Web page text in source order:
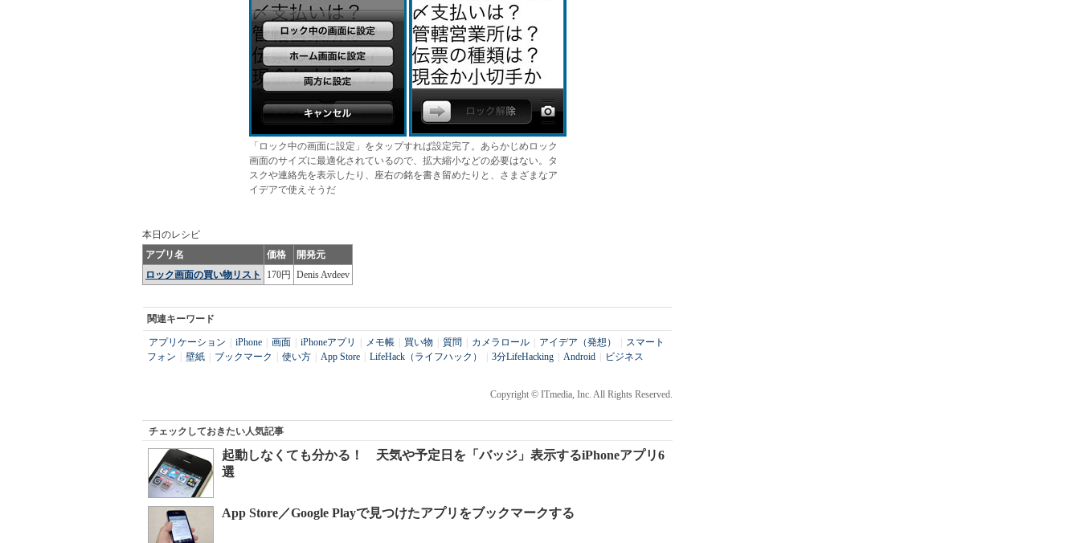
「ロック中の画面に設定」をタップすれば設定完了。あらかじめロック
画面のサイズに最適化されているので、拡大縮小などの必要はない。タ
スクや連絡先を表示したり、座右の銘を書き留めたりと、さまざまなア
イデアで使えそうだ
本日のレシピ
アプリ名
価格
開発元
ロック画面の買い物リスト
170円 Denis Avdeev
関連キーワード
アプリケーション iPhone 画面 iPhoneアプリ メモ帳 買い物 質問 カメラロール アイデア（発想）
スマート
フォン
壁紙 ブックマーク 使い方 App Store LifeHack（ライフハック） 3分LifeHacking Android ビジネス
Copyright © ITmedia, Inc. All Rights Reserved.
チェックしておきたい人気記事
起動しなくても分かる！ 天気や予定日を「バッジ」表示するiPhoneアプリ6
選
App Store／Google Playで見つけたアプリをブックマークする